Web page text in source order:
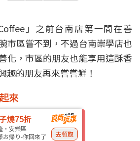
」之前台南店第一間在善
市區嘗不到，不過台南崇學店也
化，市區的朋友也能享用這酥香
趣的朋友再來嘗嘗鮮！
來
燒75折
・安樂區
お帰り-你回來了
去領取